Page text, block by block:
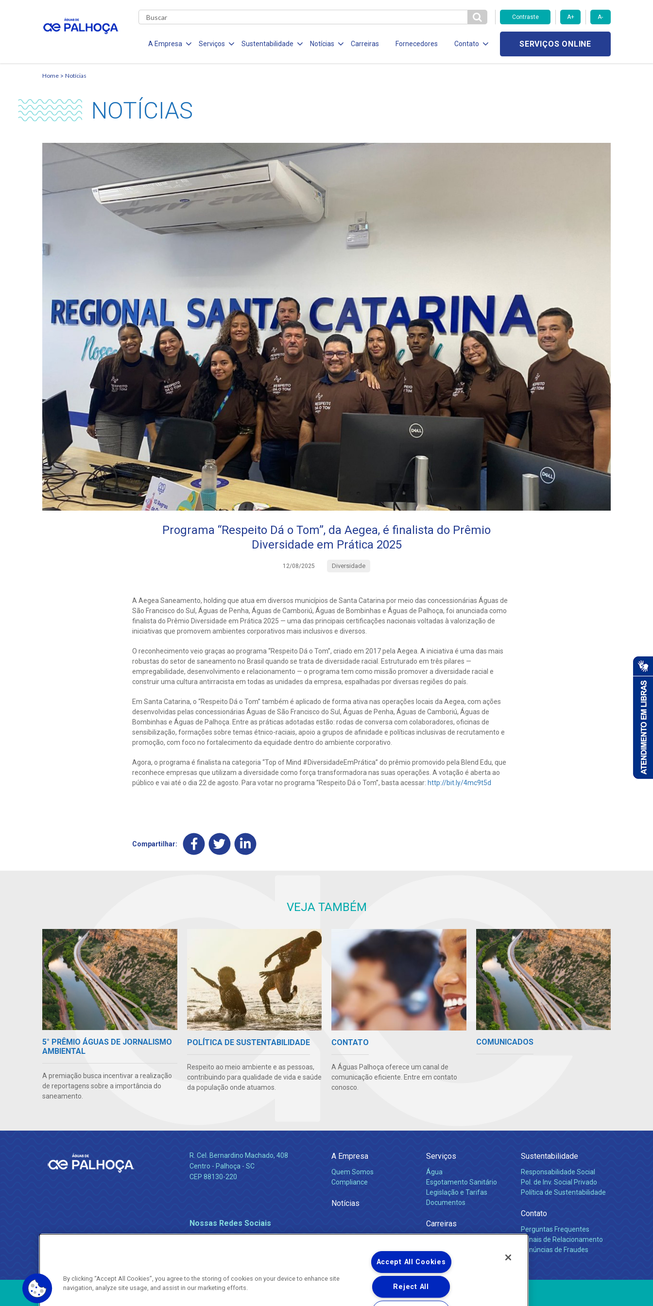
Contraste A+ A-
A Empresa Serviços Sustentabilidade Notícias Carreiras Fornecedores Contato SERVIÇOS ONLINE
Home Notícias
NOTÍCIAS
Programa “Respeito Dá o Tom”, da Aegea, é finalista do Prêmio
Diversidade em Prática 2025
12/08/2025 Diversidade
A Aegea Saneamento, holding que atua em diversos municípios de Santa Catarina por meio das concessionárias Águas de
São Francisco do Sul, Águas de Penha, Águas de Camboriú, Águas de Bombinhas e Águas de Palhoça, foi anunciada como
finalista do Prêmio Diversidade em Prática 2025 — uma das principais certificações nacionais voltadas à valorização de
iniciativas que promovem ambientes corporativos mais inclusivos e diversos.
O reconhecimento veio graças ao programa “Respeito Dá o Tom”, criado em 2017 pela Aegea. A iniciativa é uma das mais
robustas do setor de saneamento no Brasil quando se trata de diversidade racial. Estruturado em três pilares —
empregabilidade, desenvolvimento e relacionamento — o programa tem como missão promover a diversidade racial e
construir uma cultura antirracista em todas as unidades da empresa, espalhadas por diversas regiões do país.
Em Santa Catarina, o “Respeito Dá o Tom” também é aplicado de forma ativa nas operações locais da Aegea, com ações
desenvolvidas pelas concessionárias Águas de São Francisco do Sul, Águas de Penha, Águas de Camboriú, Águas de
Bombinhas e Águas de Palhoça. Entre as práticas adotadas estão: rodas de conversa com colaboradores, oficinas de
sensibilização, formações sobre temas étnico-raciais, apoio a grupos de afinidade e políticas inclusivas de recrutamento e
promoção, com foco no fortalecimento da equidade dentro do ambiente corporativo.
Agora, o programa é finalista na categoria “Top of Mind #DiversidadeEmPrática” do prêmio promovido pela Blend Edu, que
reconhece empresas que utilizam a diversidade como força transformadora nas suas operações. A votação é aberta ao
público e vai até o dia 22 de agosto. Para votar no programa “Respeito Dá o Tom”, basta acessar: http://bit.ly/4mc9t5d
Compartilhar:
VEJA TAMBÉM
5° PRÊMIO ÁGUAS DE JORNALISMO
AMBIENTAL
A premiação busca incentivar a realização
de reportagens sobre a importância do
saneamento.
POLÍTICA DE SUSTENTABILIDADE
Respeito ao meio ambiente e as pessoas,
contribuindo para qualidade de vida e saúde
da população onde atuamos.
CONTATO
A Águas Palhoça oferece um canal de
comunicação eficiente. Entre em contato
conosco.
COMUNICADOS
R. Cel. Bernardino Machado, 408
Centro - Palhoça - SC
CEP 88130-220
Nossas Redes Sociais
A Empresa
Quem Somos
Compliance
Notícias
Serviços
Água
Esgotamento Sanitário
Legislação e Tarifas
Documentos
Carreiras
Sustentabilidade
Responsabilidade Social
Pol. de Inv. Social Privado
Política de Sustentabilidade
Contato
Perguntas Frequentes
Canais de Relacionamento
Denúncias de Fraudes
Copyright ® 2026 - Todos os Direitos Reservados.
By clicking “Accept All Cookies”, you agree to the storing of cookies on your device to enhance site
navigation, analyze site usage, and assist in our marketing efforts.
Accept All Cookies
Reject All